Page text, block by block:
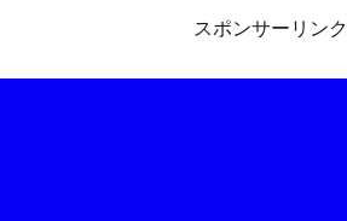
スポンサーリンク